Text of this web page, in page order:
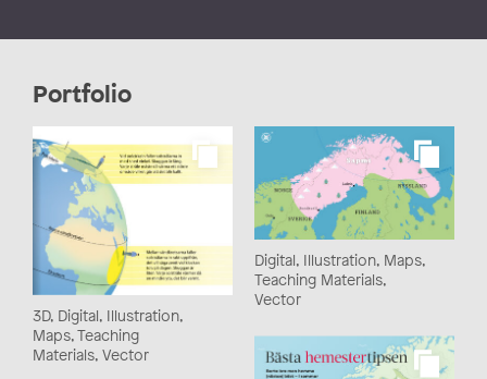
Portfolio
3D, Digital, Illustration,
Maps, Teaching
Materials, Vector
Digital, Illustration, Maps,
Teaching Materials,
Vector